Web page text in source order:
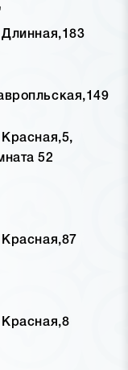
Длинная,183
Красная,5,
52
Красная,87
Красная,8